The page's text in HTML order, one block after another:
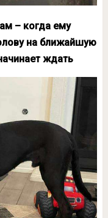
– когда ему
на ближайшую
ждать